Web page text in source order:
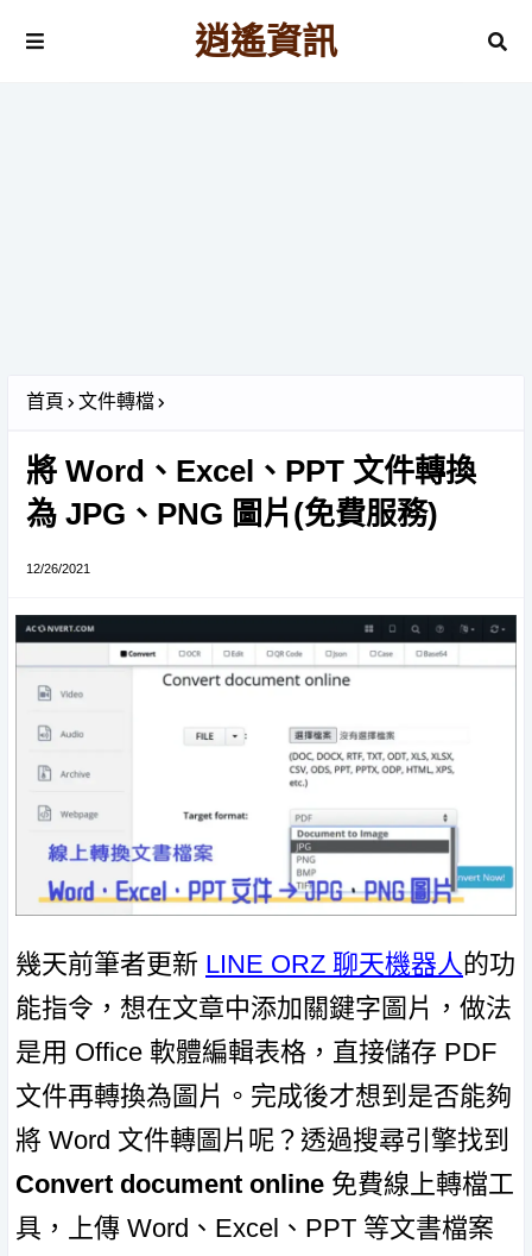
逍遙資訊
首頁 文件轉檔
將 Word、Excel、PPT 文件轉換
為 JPG、PNG 圖片(免費服務)
12/26/2021
幾天前筆者更新 LINE ORZ 聊天機器人的功
能指令，想在文章中添加關鍵字圖片，做法
是用 Office 軟體編輯表格，直接儲存 PDF
文件再轉換為圖片。完成後才想到是否能夠
將 Word 文件轉圖片呢？透過搜尋引擎找到
Convert document online 免費線上轉檔工
具，上傳 Word、Excel、PPT 等文書檔案